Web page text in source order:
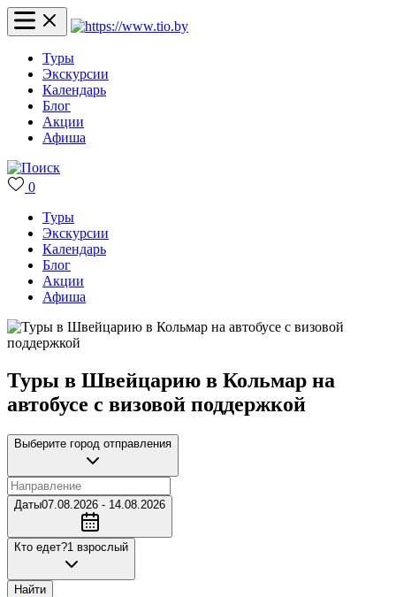
Туры
Экскурсии
Календарь
Блог
Акции
Афиша
0
Туры
Экскурсии
Календарь
Блог
Акции
Афиша
Туры в Швейцарию в Кольмар на
автобусе с визовой поддержкой
Выберите город отправления
Даты07.08.2026 - 14.08.2026
Кто едет?1 взрослый
Найти